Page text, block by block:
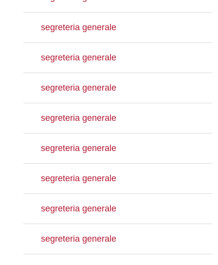
segreteria generale
segreteria generale
segreteria generale
segreteria generale
segreteria generale
segreteria generale
segreteria generale
segreteria generale